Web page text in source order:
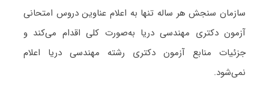
سازمان سنجش هر ساله تنها به اعلام عناوین دروس امتحانی
آزمون دکتری مهندسی دریا به‌صورت کلی اقدام می‌کند و
جزئیات منابع آزمون دکتری رشته مهندسی دریا اعلام
نمی‌شود.